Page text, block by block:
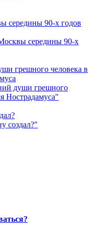
середины 90-х
души грешного
Нострадамуса"
создал?"